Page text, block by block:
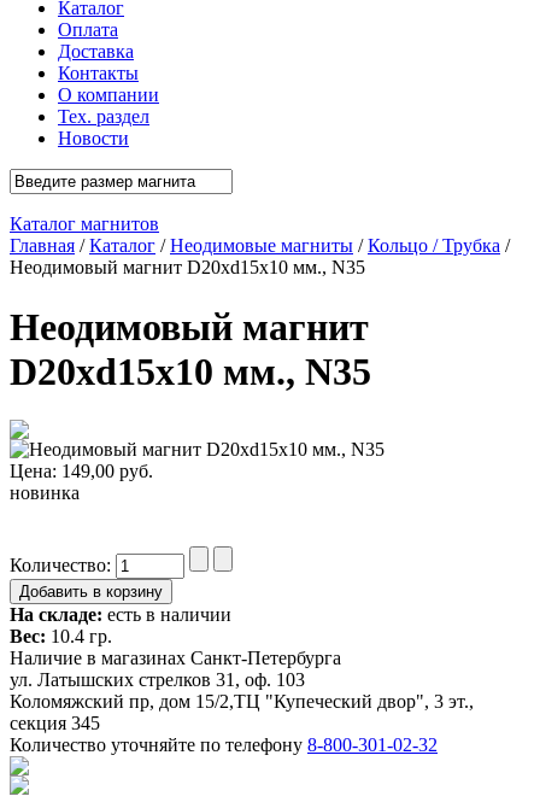
Каталог
Оплата
Доставка
Контакты
О компании
Тех. раздел
Новости
Каталог магнитов
Главная /Каталог /Неодимовые магниты /Кольцо / Трубка /
Неодимовый магнит D20xd15x10 мм., N35
Неодимовый магнит
D20xd15x10 мм., N35
Цена: 149,00 руб.
новинка
Количество:
На складе: есть в наличии
Вес: 10.4 гр.
Наличие в магазинах Санкт-Петербурга
ул. Латышских стрелков 31, оф. 103
Коломяжский пр, дом 15/2,ТЦ "Купеческий двор", 3 эт.,
секция 345
Количество уточняйте по телефону 8-800-301-02-32